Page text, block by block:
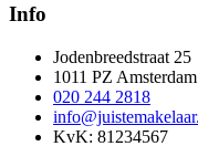
Info
Jodenbreedstraat 25
1011 PZ Amsterdam
020 244 2818
KvK: 81234567